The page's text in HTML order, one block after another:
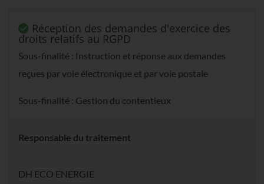
Réception des demandes d'exercice des
droits relatifs au RGPD
Sous-finalité : Instruction et réponse aux demandes
reçues par voie électronique et par voie postale
Sous-finalité : Gestion du contentieux
Responsable du traitement
DH ECO ENERGIE